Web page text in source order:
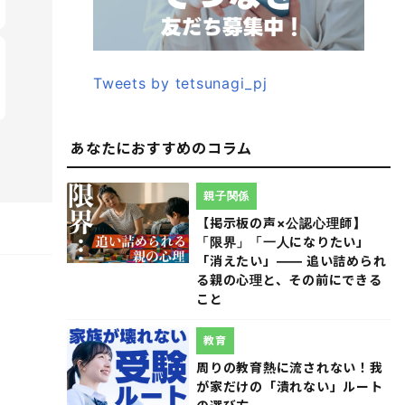
Tweets by tetsunagi_pj
あなたにおすすめのコラム
【掲示板の声×公認心理師】
「限界」「一人になりたい」
「消えたい」―― 追い詰められ
る親の心理と、その前にできる
こと
親子関係
周りの教育熱に流されない！我
が家だけの「潰れない」ルート
教育